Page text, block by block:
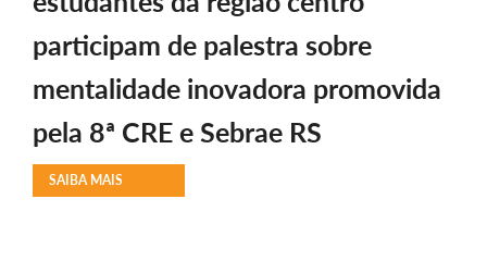
participam de palestra sobre
mentalidade inovadora promovida
pela 8ª CRE e Sebrae RS
SAIBA MAIS